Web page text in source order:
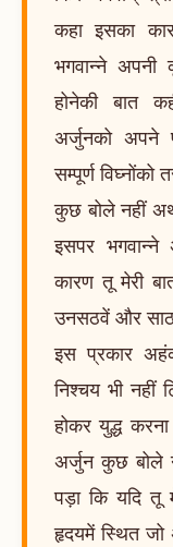
कहा इसका
भगवान्ने अपनी
होनेकी बात
अर्जुनको अपने
सम्पूर्ण
कुछ बोले नहीं
इसपर
कारण तू मेरी
उनसठवें और
इस प्रकार
निश्चय भी नहीं
होकर युद्ध
अर्जुन कुछ बोले
पड़ा कि यदि तू
हृदयमें स्थित जो